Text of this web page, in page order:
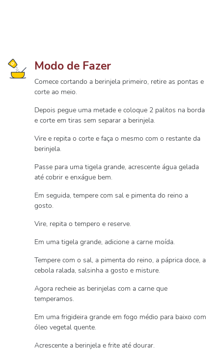
Modo de Fazer
Comece cortando a berinjela primeiro, retire as pontas e
corte ao meio.
Depois pegue uma metade e coloque 2 palitos na borda
e corte em tiras sem separar a berinjela.
Vire e repita o corte e faça o mesmo com o restante da
berinjela.
Passe para uma tigela grande, acrescente água gelada
até cobrir e enxágue bem.
Em seguida, tempere com sal e pimenta do reino a
gosto.
Vire, repita o tempero e reserve.
Em uma tigela grande, adicione a carne moída.
Tempere com o sal, a pimenta do reino, a páprica doce, a
cebola ralada, salsinha a gosto e misture.
Agora recheie as berinjelas com a carne que
temperamos.
Em uma frigideira grande em fogo médio para baixo com
óleo vegetal quente.
Acrescente a berinjela e frite até dourar.